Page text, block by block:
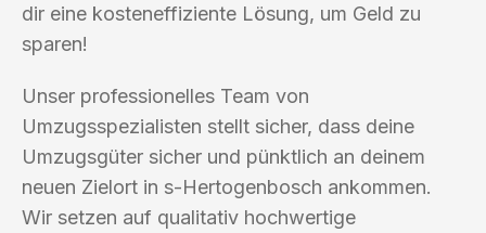
dir eine kosteneffiziente Lösung, um Geld zu
sparen!
Unser professionelles Team von
Umzugsspezialisten stellt sicher, dass deine
Umzugsgüter sicher und pünktlich an deinem
neuen Zielort in s-Hertogenbosch ankommen.
Wir setzen auf qualitativ hochwertige